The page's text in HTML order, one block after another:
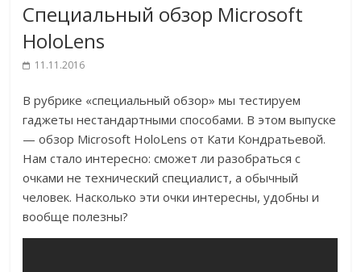
Специальный обзор Microsoft
HoloLens
11.11.2016
В рубрике «специальный обзор» мы тестируем
гаджеты нестандартными способами. В этом выпуске
— обзор Microsoft HoloLens от Кати Кондратьевой.
Нам стало интересно: сможет ли разобраться с
очками не технический специалист, а обычный
человек. Насколько эти очки интересны, удобны и
вообще полезны?